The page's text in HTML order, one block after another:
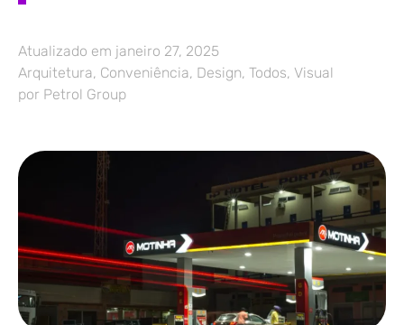
Atualizado em janeiro 27, 2025
Arquitetura, Conveniência, Design, Todos, Visual
por Petrol Group